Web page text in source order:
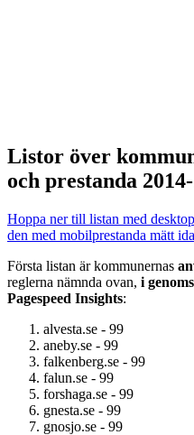
Listor över
och prestanda
Hoppa ner till listan med
den med mobilprestanda mätt
Första listan är kommunernas
reglerna nämnda ovan, i
Pagespeed Insights:
alvesta.se - 99
aneby.se - 99
falkenberg.se - 99
falun.se - 99
forshaga.se - 99
gnesta.se - 99
gnosjo.se - 99